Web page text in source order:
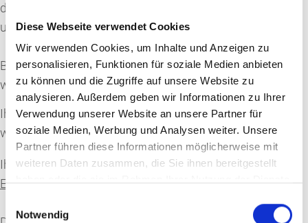
Diese Webseite verwendet Cookies
Wir verwenden Cookies, um Inhalte und Anzeigen zu
personalisieren, Funktionen für soziale Medien anbieten
zu können und die Zugriffe auf unsere Website zu
analysieren. Außerdem geben wir Informationen zu Ihrer
Verwendung unserer Website an unsere Partner für
soziale Medien, Werbung und Analysen weiter. Unsere
Partner führen diese Informationen möglicherweise mit
weiteren Daten zusammen, die Sie ihnen bereitgestellt
Notwendig
darüber, wer wir sind, wie Sie uns kontaktieren können
und wie wir personenbezogene Daten verarbeiten.
Bitte geben Sie Ihre Einwilligungs-ID und das Datum an,
wenn Sie uns bezüglich Ihrer Einwilligung kontaktieren.
Ihre Einwilligung trifft auf die folgenden Domains zu:
www.hotel-ostmeier.de
Ihr aktueller Zustand: Ablehnen.
Einwilligung ändern